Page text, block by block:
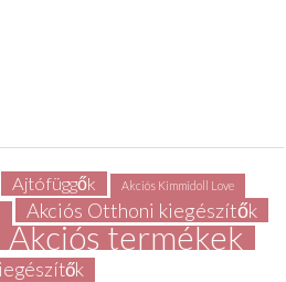
Ajtófüggők
Akciós Kimmidoll Love
Akciós Otthoni kiegészítők
Akciós termékek